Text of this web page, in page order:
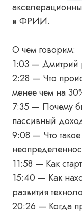
в ФРИИ.
О чем говорим:
1:03 — Дмитрий
2:28 — Что
менее чем на
7:35 — Почему
пассивный
9:08 — Что
11:58 — Как
15:40 — Как
развития
20:26 — Когда